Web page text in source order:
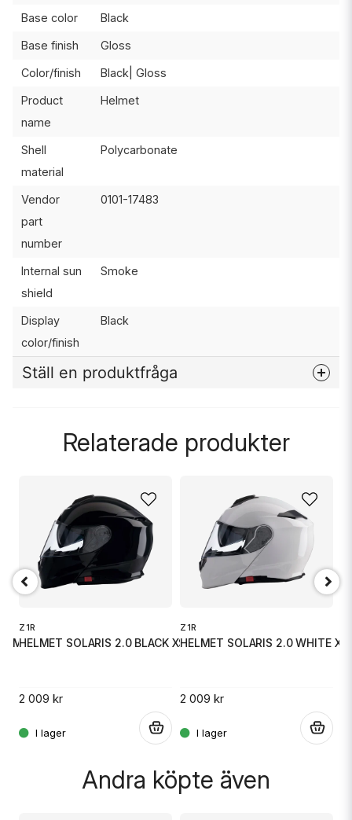
Base color Black
Base finish Gloss
Color/finish Black| Gloss
Product
name
Helmet
Shell
material
Polycarbonate
Vendor
part
number
0101-17483
Internal sun
shield
Smoke
Display
color/finish
Black
Ställ en produktfråga
email
Mejladress
Ja, ni får publicera min fråga
Skicka fråga
Relaterade produkter
MD
Z1R
HELMET SOLARIS 2.0 BLACK XS
2 009 kr
Z1R
HELMET SOLARIS 2.0 WHITE XL
2 009 kr
Andra köpte även